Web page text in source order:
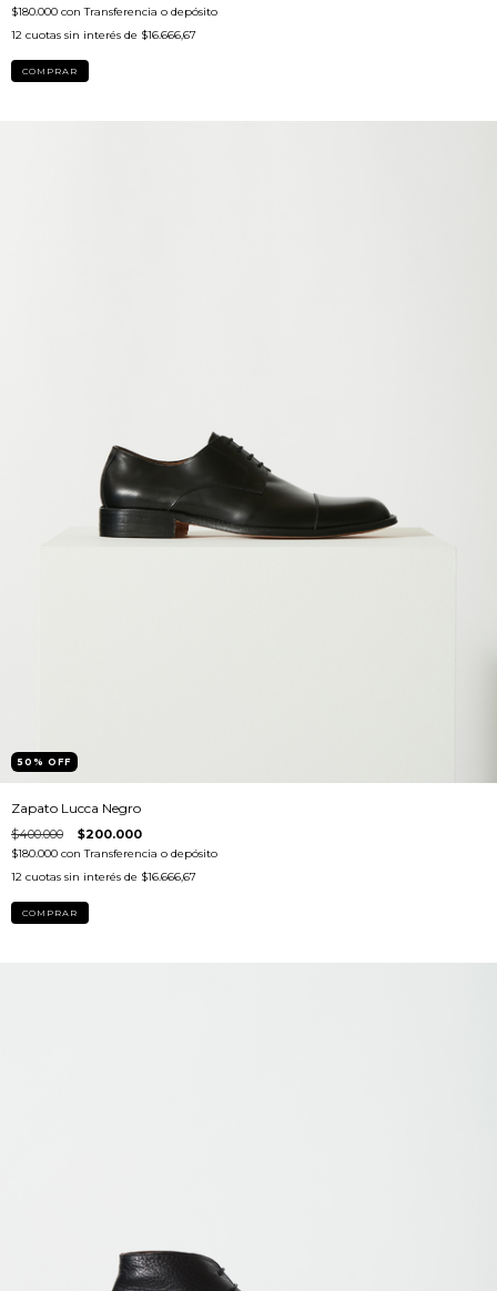
$180.000 con Transferencia o depósito
12 cuotas sin interés de $16.666,67
COMPRAR
50 % OFF
Zapato Lucca Negro
$400.000 $200.000
$180.000 con Transferencia o depósito
12 cuotas sin interés de $16.666,67
COMPRAR